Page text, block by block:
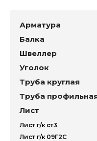
Арматура
Балка
Швеллер
Уголок
Труба круглая
Труба
Лист
Лист г/к ст3
Лист г/к 09Г2С